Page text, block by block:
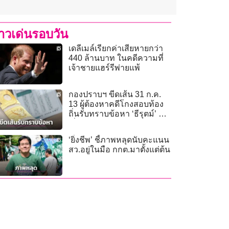
วเด่นรอบวัน
เดลีเมล์เรียกค่าเสียหายกว่า
440 ล้านบาท ในคดีความที่
เจ้าชายแฮร์รีพ่ายแพ้
กองปราบฯ ขีดเส้น 31 ก.ค.
13 ผู้ต้องหาคดีโกงสอบท้อง
ถิ่นรับทราบข้อหา ‘ธีรุตม์’ ขอ
‘ยิ่งชีพ’ ชี้ภาพหลุดนับคะแนน
สว.อยู่ในมือ กกต.มาตั้งแต่ต้น